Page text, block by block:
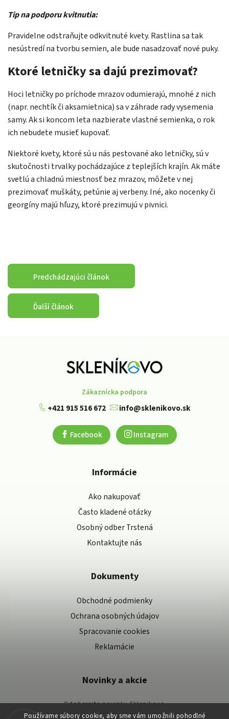
Používame súbory cookie, aby sme vám umožnili pohodlné
Tip na podporu kvitnutia:
Pravidelne odstraňujte odkvitnuté kvety. Rastlina sa tak
nesústredí na tvorbu semien, ale bude nasadzovať nové puky.
Ktoré letničky sa dajú prezimovať?
Hoci letničky po príchode mrazov odumierajú, mnohé z nich
(napr. nechtík či aksamietnica) sa v záhrade rady vysemenia
samy. Ak si koncom leta nazbierate vlastné semienka, o rok
ich nebudete musieť kupovať.
Niektoré kvety, ktoré sú u nás pestované ako letničky, sú v
skutočnosti trvalky pochádzajúce z teplejších krajín. Ak máte
svetlú a chladnú miestnosť bez mrazov, môžete v nej
prezimovať muškáty, petúnie aj verbeny. Iné, ako nocenky či
georgíny majú hľuzy, ktoré prezimujú v pivnici.
Predchádzajúci článok
Ďalší článok
Zákaznícka podpora
+421 915 516 672 info@sklenikovo.sk
Facebook Instagram
Informácie
Ako nakupovať
Často kladené otázky
Osobný odber Trstená
Kontaktujte nás
Dokumenty
Obchodné podmienky
Ochrana osobných údajov
Spracovanie cookies
Reklamácie
Novinky a akcie
Odoberajte novinky Sklenikovo